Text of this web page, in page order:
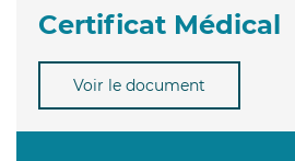
Certificat Médical
Voir le document